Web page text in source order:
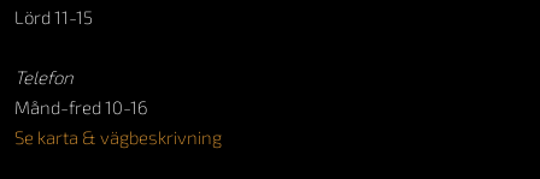
Lörd 11-15
Telefon
Månd-fred 10-16
Se karta & vägbeskrivning